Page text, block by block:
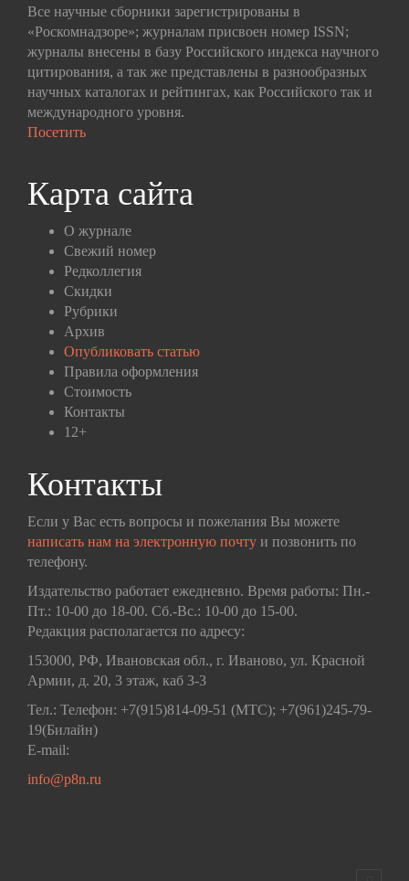
Все научные сборники зарегистрированы в
«Роскомнадзоре»; журналам присвоен номер ISSN;
журналы внесены в базу Российского индекса научного
цитирования, а так же представлены в разнообразных
научных каталогах и рейтингах, как Российского так и
международного уровня.
Посетить
Карта сайта
О журнале
Свежий номер
Редколлегия
Скидки
Рубрики
Архив
Опубликовать статью
Правила оформления
Стоимость
Контакты
12+
Контакты
Если у Вас есть вопросы и пожелания Вы можете
написать нам на электронную почту и позвонить по
телефону.
Издательство работает ежедневно. Время работы: Пн.-
Пт.: 10-00 до 18-00. Сб.-Вс.: 10-00 до 15-00.
Редакция располагается по адресу:
153000, РФ, Ивановская обл., г. Иваново, ул. Красной
Армии, д. 20, 3 этаж, каб 3-3
Тел.: Телефон: +7(915)814-09-51 (МТС); +7(961)245-79-
19(Билайн)
E-mail:
info@p8n.ru